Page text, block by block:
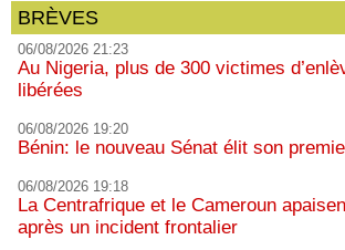
BRÈVES
06/08/2026 21:23
Au Nigeria, plus de 300 victimes
libérées
06/08/2026 19:20
Bénin: le nouveau Sénat élit son
06/08/2026 19:18
La Centrafrique et le Cameroun
après un incident frontalier